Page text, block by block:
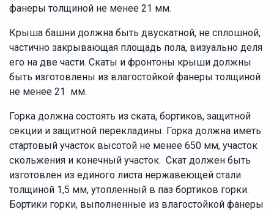
фанеры толщиной не менее 21 мм.
Крыша башни должна быть двускатной, не сплошной,
частично закрывающая площадь пола, визуально деля
его на две части. Скаты и фронтоны крыши должны
быть изготовлены из влагостойкой фанеры толщиной
не менее 21 мм.
Горка должна состоять из ската, бортиков, защитной
секции и защитной перекладины. Горка должна иметь
стартовый участок высотой не менее 650 мм, участок
скольжения и конечный участок. Скат должен быть
изготовлен из единого листа нержавеющей стали
толщиной 1,5 мм, утопленный в паз бортиков горки.
Бортики горки, выполненные из влагостойкой фанеры